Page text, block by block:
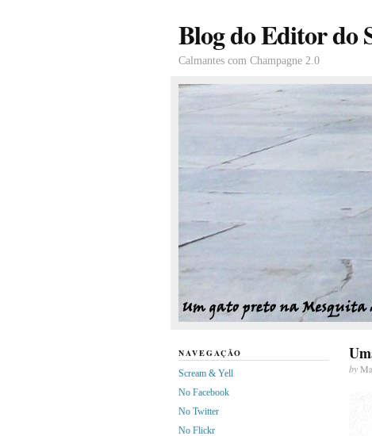
Blog do Editor do
Calmantes com Champagne 2.0
by
NAVEGAÇÃO
Scream & Yell
No Facebook
No Twitter
No Flickr